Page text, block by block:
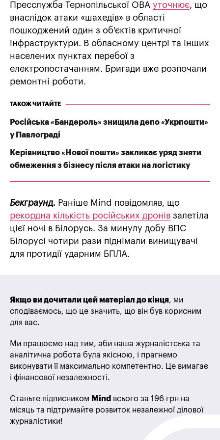
Пресслужба Тернопільської ОВА уточнює, що
внаслідок атаки «шахедів» в області
пошкоджений один з об'єктів критичної
інфраструктури. В обласному центрі та інших
населених пунктах перебої з
електропостачанням. Бригади вже розпочали
ремонтні роботи.
ТАКОЖ ЧИТАЙТЕ
Російська «Бандероль» знищила депо «Укрпошти»
у Павлограді
Керівництво «Нової пошти» закликає уряд зняти
обмеження з бізнесу після атаки на логістику
Бекграунд. Раніше Mind повідомляв, що
рекордна кількість російських дронів залетіла
цієї ночі в Білорусь. За минулу добу ВПС
Білорусі чотири рази піднімали винищувачі
для протидії ударним БПЛА.
Якщо ви дочитали цей матеріал до кінця, ми
сподіваємось, що це значить, що він був корисним
для вас.
Ми працюємо над тим, аби наша журналістська та
аналітична робота була якісною, і прагнемо
виконувати її максимально компетентно. Це вимагає
і фінансової незалежності.
Станьте підписником Mind всього за 196 грн на
місяць та підтримайте розвиток незалежної ділової
журналістики!